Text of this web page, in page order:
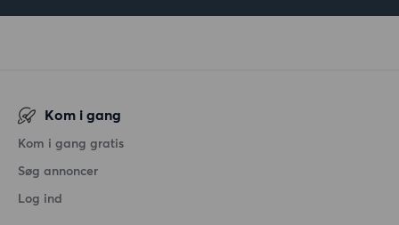
Kom i gang
Kom i gang gratis
Søg annoncer
Log ind